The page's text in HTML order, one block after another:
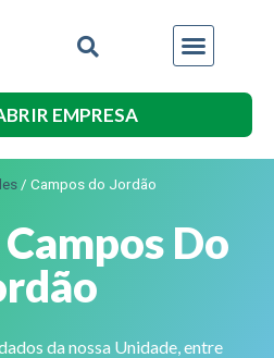
EMPRESA
/ Campos do Jordão
Do
da nossa Unidade, entre